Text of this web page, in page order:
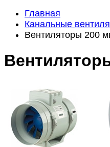
Главная
Канальные
Вентиляторы 200